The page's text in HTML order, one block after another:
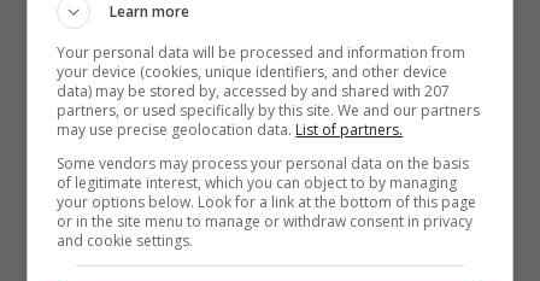
vous bénéficiez de cette prestation.
Cette obligation signifie aussi que
vous ne pouvez pas retourner aux
études.
Dans la mesure où l’on vous
demandera de justifier que vous
êtes en recherche active, prenez en
note le nom de tous les employeurs
Learn more
Your personal data will be processed and information from
your device (cookies, unique identifiers, and other device
data) may be stored by, accessed by and shared with 207
partners, or used specifically by this site. We and our partners
may use precise geolocation data. List of partners.
Some vendors may process your personal data on the basis
of legitimate interest, which you can object to by managing
your options below. Look for a link at the bottom of this page
or in the site menu to manage or withdraw consent in privacy
and cookie settings.